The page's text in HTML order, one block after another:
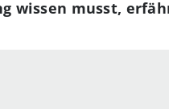
wissen musst,